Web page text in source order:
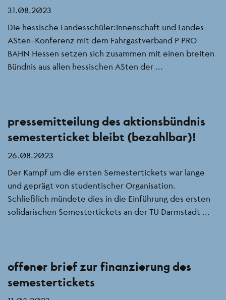
31.08.2023
Die hessische Landesschüler:innenschaft und Landes-
ASten-Konferenz mit dem Fahrgastverband P PRO
BAHN Hessen setzen sich zusammen mit einen breiten
Bündnis aus allen hessischen ASten der ...
pressemitteilung des aktionsbündnis
semesterticket bleibt (bezahlbar)!
26.08.2023
Der Kampf um die ersten Semestertickets war lange
und geprägt von studentischer Organisation.
Schließlich mündete dies in die Einführung des ersten
solidarischen Semestertickets an der TU Darmstadt ...
offener brief zur finanzierung des
semestertickets